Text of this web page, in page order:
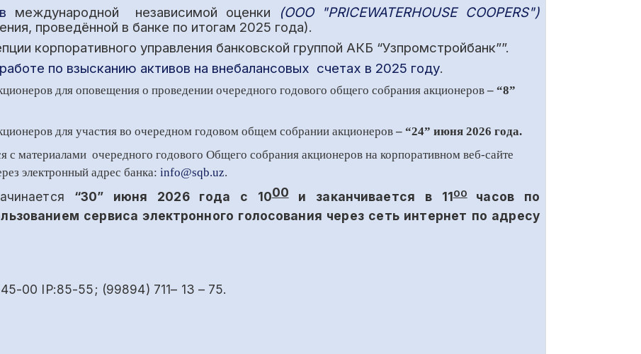
международной независимой оценки
(ООО "PRICEWATERHOUSE COOPERS")
проведённой в банке по итогам 2025 года).
корпоративного управления банковской группой АКБ “Узпромстройбанк””.
по взысканию активов на внебалансовых счетах в 2025 году.
для оповещения о проведении очередного годового общего собрания акционеров– “8”
для участия во очередном годовом общемсобрании акционеров– “24” июня 2026 года.
с материалами очередного годового Общего собрания акционеров на корпоративном веб-сайте
электронный адрес банка: info@sqb.uz.
“30” июня 2026 года с 1000и заканчивается в 1100 часов по
сервиса электронного голосования через сеть интернет по адресу
00 IP:85-55; (99894) 711– 13 – 75.